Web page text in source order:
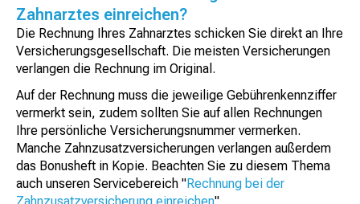
Zahnarztes einreichen?
Die Rechnung Ihres Zahnarztes schicken Sie direkt an Ihre
Versicherungsgesellschaft. Die meisten Versicherungen
verlangen die Rechnung im Original.
Auf der Rechnung muss die jeweilige Gebührenkennziffer
vermerkt sein, zudem sollten Sie auf allen Rechnungen
Ihre persönliche Versicherungsnummer vermerken.
Manche Zahnzusatzversicherungen verlangen außerdem
das Bonusheft in Kopie. Beachten Sie zu diesem Thema
auch unseren Servicebereich "Rechnung bei der